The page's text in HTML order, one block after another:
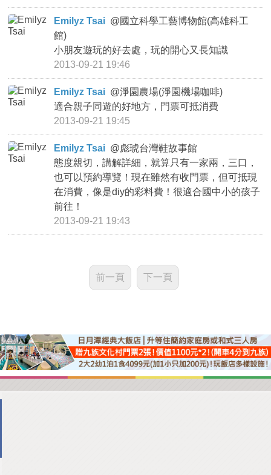
Emilyz Tsai @國立科學工藝博物館(高雄科工
館)
小朋友遊玩的好去處，玩的開心又長知識
2013-09-21 19:46
Emilyz Tsai @淨園農場(淨園機場咖啡)
適合親子同遊的好地方，門票可抵消費
2013-09-21 19:45
Emilyz Tsai @彪琥台灣鞋故事館
態度親切，講解詳細，就算只有一家兩，三口，
也可以預約導覽！現在雖然有收門票，但可抵現
在消費，像是diy的彩料費！很適合國中小的孩子
前往！
2013-09-21 19:43
前一頁 下一頁